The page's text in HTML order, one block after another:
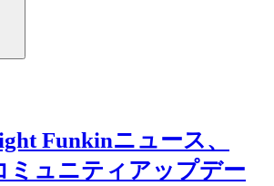
Funkinニュース、
ミュニティアップデー